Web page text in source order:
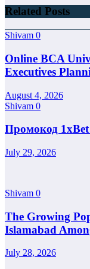
Related Posts
Shivam 0
Online BCA
Executives
August 4, 2026
Shivam 0
Промокод
July 29, 2026
Shivam 0
The Growing
Islamabad
July 28, 2026